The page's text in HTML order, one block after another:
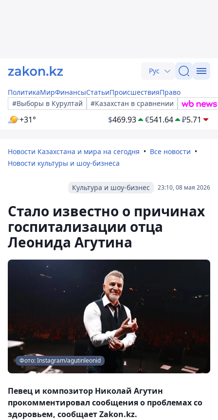
Рус
ПолитикаМирФинансыСтатьиПроисшествияПраво
#Выборы в Курултай
#Казахстан в сравнении
+31° $469.93 €541.64 ₽5.71
Новости Казахстана и мира на сегодня
Все новости
Новости культуры и шоу-бизнеса
23:10, 08 мая 2026
Культура и шоу-бизнес
Стало известно о причинах
госпитализации отца
Леонида Агутина
Фото: Instagram/agutinleonid
Певец и композитор Николай Агутин
прокомментировал сообщения о проблемах со
здоровьем, сообщает Zakon.kz.